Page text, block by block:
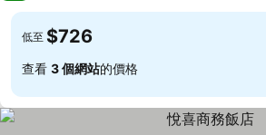
低至 $726
查看 3 個網站的價格